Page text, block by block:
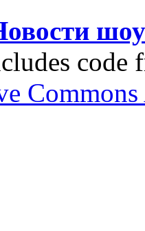
code